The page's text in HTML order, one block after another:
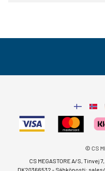
© CS
CS MEGASTORE A/S, Tinvej